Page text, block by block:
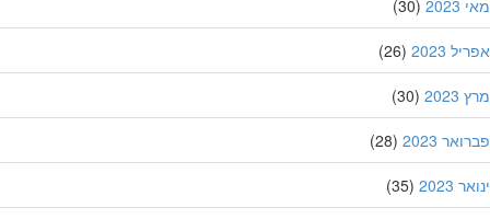
(30)
2023
(26)
(30)
2023
(28)
2023
(35)